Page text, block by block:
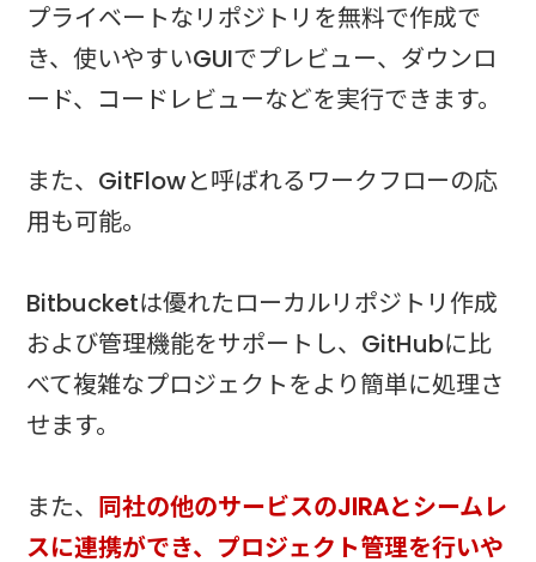
プライベートなリポジトリを無料で作成で
き、使いやすいGUIでプレビュー、ダウンロ
ード、コードレビューなどを実行できます。
また、GitFlowと呼ばれるワークフローの応
用も可能。
Bitbucketは優れたローカルリポジトリ作成
および管理機能をサポートし、GitHubに比
べて複雑なプロジェクトをより簡単に処理さ
せます。
また、 同社の他のサービスのJIRAとシームレ
スに連携ができ、プロジェクト管理を行いや